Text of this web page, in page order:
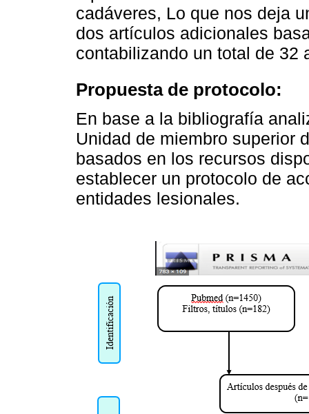
cadáveres, Lo que nos deja
dos artículos adicionales
contabilizando un total de 32
Propuesta de protocolo:
En base a la bibliografía
Unidad de miembro superior
basados en los recursos
establecer un protocolo de
entidades lesionales.